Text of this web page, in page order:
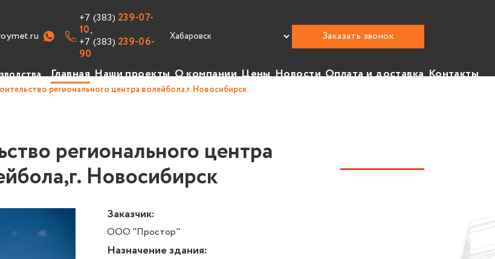
+7 (383) 239-07-
10,
+7 (383) 239-06-
90
Заказать звонок
Главная Наши проекты О компании Цены Новости Оплата и доставка Контакты
регионального центра волейбола,г. Новосибирск
регионального центра
Новосибирск
Заказчик:
ООО "Простор"
Назначение здания: